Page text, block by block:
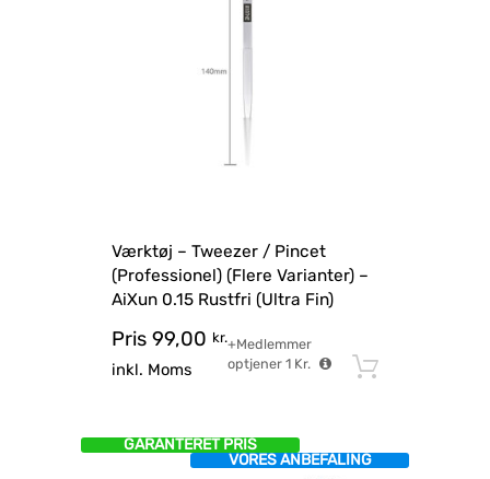
Værktøj – Tweezer / Pincet
(Professionel) (Flere Varianter) –
AiXun 0.15 Rustfri (Ultra Fin)
Pris 99,00 kr.
inkl. Moms
+Medlemmer
optjener1 Kr.
GARANTERET PRIS
VORES ANBEFALING